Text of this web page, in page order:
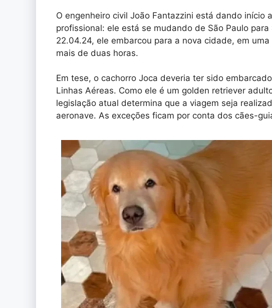
O engenheiro civil João Fantazzini está dando início
profissional: ele está se mudando de São Paulo
22.04.24, ele embarcou para a nova cidade, em
mais de duas horas.
Em tese, o cachorro Joca deveria ter sido
Linhas Aéreas. Como ele é um golden retriever
legislação atual determina que a viagem seja
aeronave. As exceções ficam por conta dos cães-